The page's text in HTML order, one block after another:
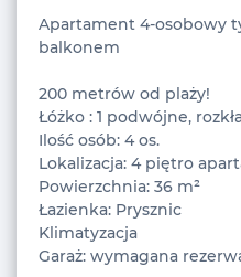
Apartament 4-osobowy
balkonem
200 metrów od plaży!
Łóżko : 1 podwójne,
Ilość osób: 4 os.
Lokalizacja: 4 piętro
Powierzchnia: 36 m²
Łazienka: Prysznic
Klimatyzacja
Garaż: wymagana